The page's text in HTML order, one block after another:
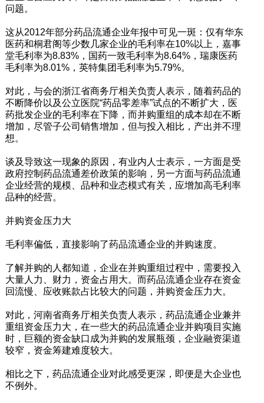
问题。
这从2012年部分药品流通企业年报中可见一斑：仅有华东
医药和桐君阁等少数几家企业的毛利率在10%以上，嘉事
堂毛利率为8.83%，国药一致毛利率为8.64%，瑞康医药
毛利率为8.01%，英特集团毛利率为5.79%。
对此，与会的浙江省商务厅相关负责人表示，随着药品的
不断降价以及公立医院“药品零差率”试点的不断扩大，医
药批发企业的毛利率在下降，而并购重组的成本却在不断
增加，尽管子公司销售增加，但与投入相比，产出并不理
想。
谈及导致这一现象的原因，有业内人士表示，一方面是受
政府控制药品流通差价政策的影响，另一方面与药品流通
企业经营的规模、品种和业态模式有关，应增加高毛利率
品种的经营。
并购资金压力大
毛利率偏低，直接影响了药品流通企业的并购速度。
了解并购的人都知道，企业在并购重组过程中，需要投入
大量人力、财力，资金占用大。而药品流通企业存在资金
回流慢、应收账款占比较大的问题，并购资金压力大。
对此，河南省商务厅相关负责人表示，药品流通企业兼并
重组资金压力大，在一些大的药品流通企业并购项目实施
时，巨额的资金缺口成为并购的发展瓶颈，企业融资渠道
较窄，资金筹建难度较大。
相比之下，药品流通企业对此感受更深，即便是大企业也
不例外。